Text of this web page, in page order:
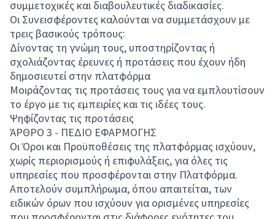
συμμετοχικές και διαβουλευτικές διαδικασίες.
Οι Συνεισφέροντες καλούνται να συμμετάσχουν με
τρεις βασικούς τρόπους:
Δίνοντας τη γνώμη τους, υποστηρίζοντας ή
σχολιάζοντας έρευνες ή προτάσεις που έχουν ήδη
δημοσιευτεί στην πλατφόρμα
Μοιράζοντας τις προτάσεις τους για να εμπλουτίσουν
το έργο με τις εμπειρίες και τις ιδέες τους.
Ψηφίζοντας τις προτάσεις
ΆΡΘΡΟ 3 - ΠΕΔΙΟ ΕΦΑΡΜΟΓΗΣ
Οι Όροι και Προϋποθέσεις της πλατφόρμας ισχύουν,
χωρίς περιορισμούς ή επιφυλάξεις, για όλες τις
υπηρεσίες που προσφέρονται στην Πλατφόρμα.
Αποτελούν συμπλήρωμα, όπου απαιτείται, των
ειδικών όρων που ισχύουν για ορισμένες υπηρεσίες